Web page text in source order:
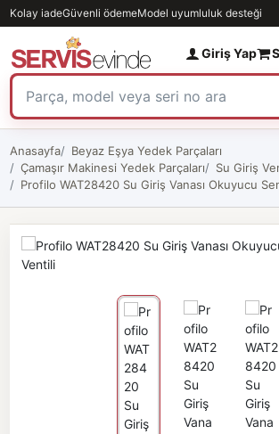
Kolay iadeGüvenli ödemeModel uyumluluk desteği
Giriş Yap
Anasayfa
Beyaz Eşya Yedek Parçaları
Çamaşır Makinesi Yedek Parçaları
Su Giriş
Profilo WAT28420 Su Giriş Vanası Okuyucu